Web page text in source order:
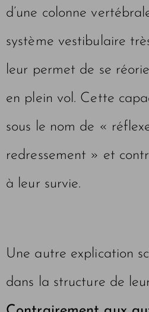
d’une colonne
système vestibulaire
leur permet de se
en plein vol. Cette
sous le nom de «
redressement » et
à leur survie.
Une autre explication
dans la structure de